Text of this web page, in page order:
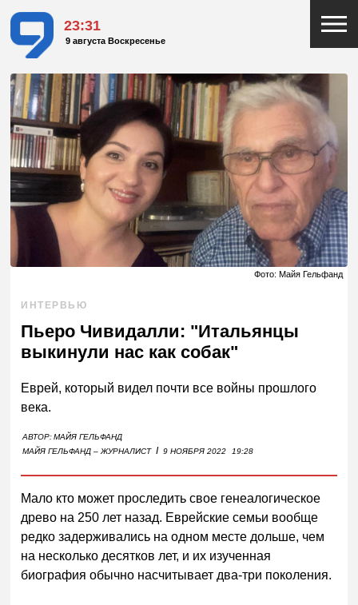
23:31
9 августа Воскресенье
Фото: Майя Гельфанд
ИНТЕРВЬЮ
Пьеро Чивидалли: "Итальянцы
выкинули нас как собак"
Еврей, который видел почти все войны прошлого
века.
АВТОР:МАЙЯ ГЕЛЬФАНД
МАЙЯ ГЕЛЬФАНД – ЖУРНАЛИСТ I 9 НОЯБРЯ 2022 19:28
Мало кто может проследить свое генеалогическое
древо на 250 лет назад. Еврейские семьи вообще
редко задерживались на одном месте дольше, чем
на несколько десятков лет, и их изученная
биография обычно насчитывает два-три поколения.